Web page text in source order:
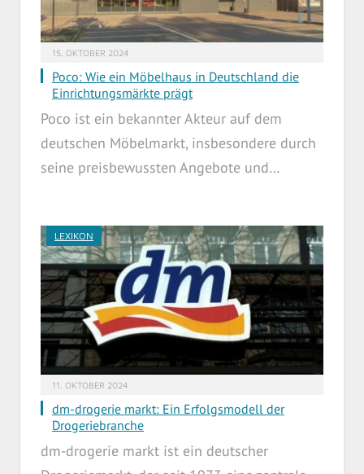
15. OKTOBER 2024
Poco: Wie ein Möbelhaus in Deutschland die
Einrichtungsmärkte prägt
Poco ist ein bekannter Akteur auf dem
deutschen Möbelmarkt, insbesondere durch
seine preisbewussten Angebote und…
LEXIKON
11. OKTOBER 2024
dm-drogerie markt: Ein Erfolgsmodell der
Drogeriebranche
dm-drogerie markt ist ein deutscher